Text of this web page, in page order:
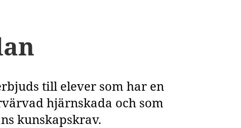
till elever som har en
hjärnskada och som
kunskapskrav.